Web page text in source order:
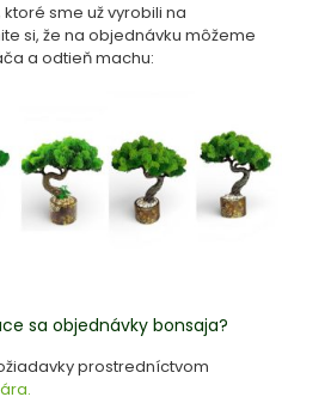
ktoré sme už vyrobili na
si, že na objednávku môžeme
a odtieň machu:
sa objednávky bonsaja?
prostredníctvom